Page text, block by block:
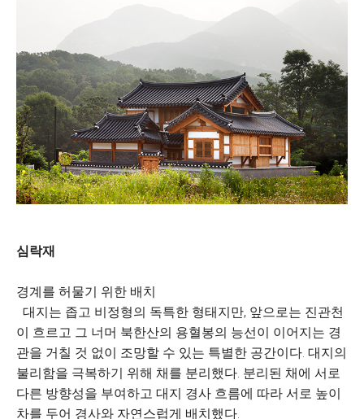
심락재
경계를 허물기 위한 배치
대지는 좁고 비정형의 독특한 형태지만, 앞으로는 진관천
이 흐르고 그 너머 북한산의 용혈봉의 능선이 이어지는 경
관을 거칠 것 없이 조망할 수 있는 특별한 공간이다. 대지의
불리함을 극복하기 위해 채를 분리했다. 분리된 채에 서로
다른 방향성을 부여하고 대지 경사 흐름에 따라 서로 높이
차를 두어 경사와 자연스럽게 배치했다.